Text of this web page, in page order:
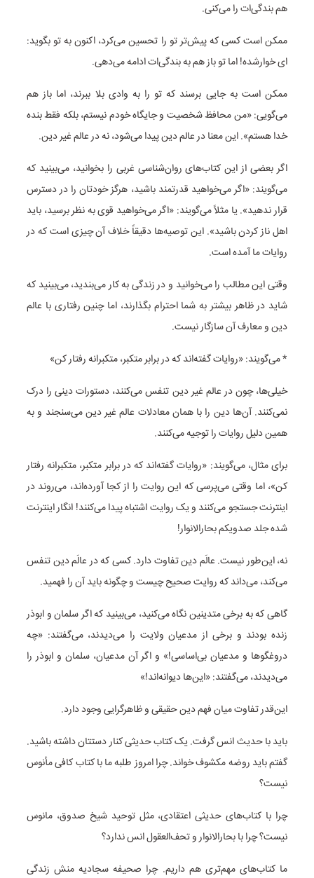
هم بندگی‌ات را می‌کنی.
ممکن است کسی که پیش‌تر تو را تحسین می‌کرد، اکنون به تو بگوید:
ای خوارشده! اما تو باز هم به بندگی‌ات ادامه می‌دهی.
ممکن است به جایی برسند که تو را به وادی بلا ببرند، اما باز هم
می‌گویی: «من محافظ شخصیت و جایگاه خودم نیستم، بلکه فقط بنده
خدا هستم». این معنا در عالم دین پیدا می‌شود، نه در عالم غیر دین.
اگر بعضی از این کتاب‌های روان‌شناسی غربی را بخوانید، می‌بینید که
می‌گویند: «اگر می‌خواهید قدرتمند باشید، هرگز خودتان را در دسترس
قرار ندهید». یا مثلاً می‌گویند: «اگر می‌خواهید قوی به نظر برسید، باید
اهل ناز کردن باشید». این توصیه‌ها دقیقاً خلاف آن چیزی است که در
روایات ما آمده است.
وقتی این مطالب را می‌خوانید و در زندگی به کار می‌بندید، می‌بینید که
شاید در ظاهر بیشتر به شما احترام بگذارند، اما چنین رفتاری با عالم
دین و معارف آن سازگار نیست.
* می‌گویند: «روایات گفته‌اند که در برابر متکبر، متکبرانه رفتار کن»
خیلی‌ها، چون در عالم غیر دین تنفس می‌کنند، دستورات دینی را درک
نمی‌کنند. آن‌ها دین را با همان معادلات عالم غیر دین می‌سنجند و به
همین دلیل روایات را توجیه می‌کنند.
برای مثال، می‌گویند: «روایات گفته‌اند که در برابر متکبر، متکبرانه رفتار
کن»، اما وقتی می‌پرسی که این روایت را از کجا آورده‌اند، می‌روند در
اینترنت جستجو می‌کنند و یک روایت اشتباه پیدا می‌کنند! انگار اینترنت
شده جلد صدویکم بحارالانوار!
نه، این‌طور نیست. عالَم دین تفاوت دارد. کسی که در عالَم دین تنفس
می‌کند، می‌داند که روایت صحیح چیست و چگونه باید آن را فهمید.
گاهی که به برخی متدینین نگاه می‌کنید، می‌بینید که اگر سلمان و ابوذر
زنده بودند و برخی از مدعیان ولایت را می‌دیدند، می‌گفتند: «چه
دروغگوها و مدعیان بی‌اساسی!» و اگر آن مدعیان، سلمان و ابوذر را
می‌دیدند، می‌گفتند: «این‌ها دیوانه‌اند!»
این‌قدر تفاوت میان فهم دین حقیقی و ظاهرگرایی وجود دارد.
باید با حدیث انس گرفت. یک کتاب حدیثی کنار دستتان داشته باشید.
گفتم باید روضه مکشوف خواند. چرا امروز طلبه ما با کتاب کافی مأنوس
نیست؟
چرا با کتاب‌های حدیثی اعتقادی، مثل توحید شیخ صدوق، مانوس
نیست؟ چرا با بحارالانوار و تحف‌العقول انس ندارد؟
ما کتاب‌های مهم‌تری هم داریم. چرا صحیفه سجادیه منش زندگی